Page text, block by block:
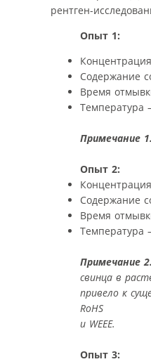
рентген-
Опыт 1:
Содержание
Время
Температура
Примечание 1.
Опыт 2:
Содержание
Время
Температура
Примечание 2.
свинца в
привело к
RoHS
и WEEE.
Опыт 3: